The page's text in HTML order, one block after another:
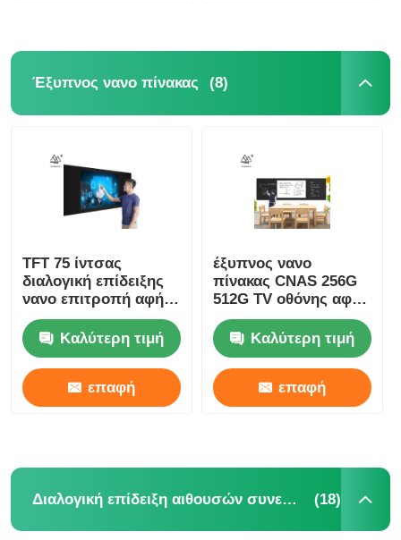
Προϊόντα
Σχετικά με εμάς
Ποιοτικός έλεγχος
επαφή
Εκπαίδευση διαλογικό Whiteboard
Έξυπνος νανο πίνακας (8)
TFT 75 ίντσας
διαλογική επίδειξης
νανο επιτροπή αφής
πινάκων 4K διαλογική
Καλύτερη τιμή
επαφή
έξυπνος νανο
πίνακας CNAS 256G
512G TV οθόνης αφής
86 ίντσας
Καλύτερη τιμή
επαφή
Διαλογική επίδειξη αιθουσών συνεδριάσεων (18)